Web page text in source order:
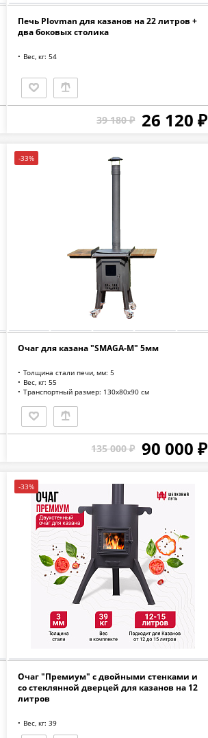
Печь Plovman для казанов на 22 литров +
два боковых столика
Вес, кг: 54
39 180 ₽ 26 120 ₽
-33%
Очаг для казана "SMAGA-M" 5мм
Толщина стали печи, мм: 5
Вес, кг: 55
Транспортный размер: 130х80х90 см
135 000 ₽ 90 000 ₽
-33%
Очаг "Премиум" с двойными стенками и
со стеклянной дверцей для казанов на 12
литров
Вес, кг: 39